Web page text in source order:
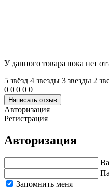
У данного товара пока нет
5 звёзд 4 звeзды 3 звeзды 2
0 0 0 0 0
Написать отзыв
Авторизация
Регистрация
Авторизация
Запомнить меня